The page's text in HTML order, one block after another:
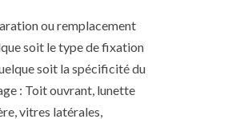
ou remplacement
soit le type de fixation
soit la spécificité du
: Toit ouvrant, lunette
vitres latérales,